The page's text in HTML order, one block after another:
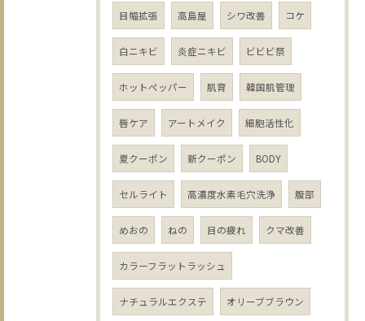
目幅拡張 高島屋 シワ改善 コケ
白ニキビ 炎症ニキビ ビビビ祭
ホットペッパー 肌育 韓国肌管理
唇ケア アートメイク 細胞活性化
夏クーポン 新クーポン BODY
セルライト 高濃度水素毛穴洗浄 腹部
めおの ねの 目の疲れ クマ改善
カラーフラットラッシュ
ナチュラルエクステ オリーブブラウン